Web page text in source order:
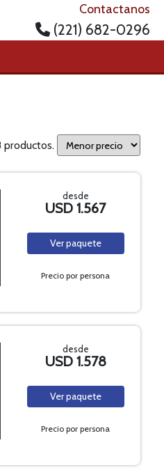
Contactanos
(221) 682-0296
productos.
desde
USD 1.567
Verpaquete
Precio por persona
desde
USD 1.578
Verpaquete
Precio por persona